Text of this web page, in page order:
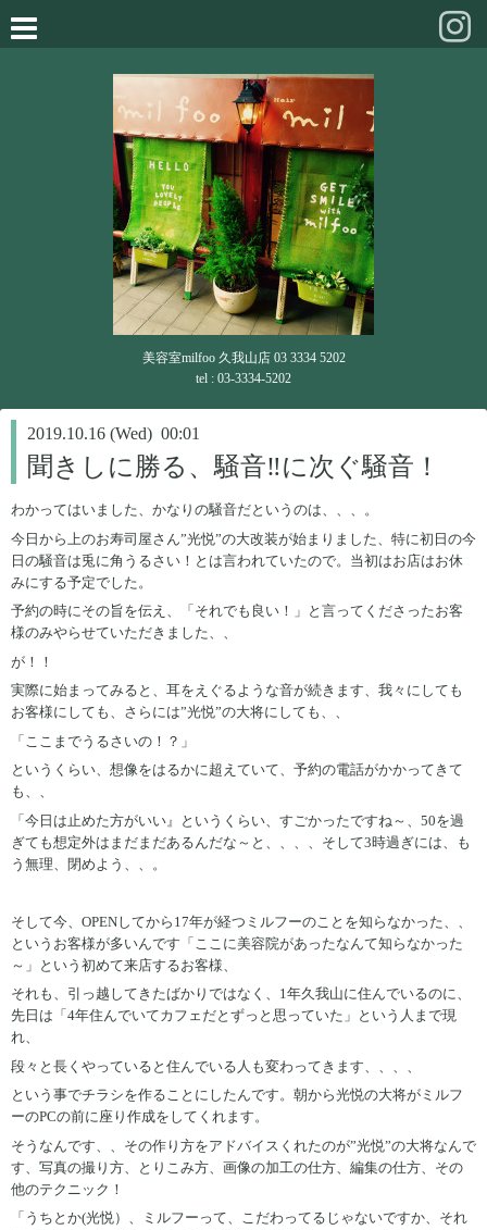
美容室milfoo 久我山店 03 3334 5202
tel : 03-3334-5202
2019.10.16 (Wed) 00:01
聞きしに勝る、騒音‼に次ぐ騒音！
わかってはいました、かなりの騒音だというのは、、、。
今日から上のお寿司屋さん”光悦”の大改装が始まりました、特に初日の今
日の騒音は兎に角うるさい！とは言われていたので。当初はお店はお休
みにする予定でした。
予約の時にその旨を伝え、「それでも良い！」と言ってくださったお客
様のみやらせていただきました、、
が！！
実際に始まってみると、耳をえぐるような音が続きます、我々にしても
お客様にしても、さらには”光悦”の大将にしても、、
「ここまでうるさいの！？」
というくらい、想像をはるかに超えていて、予約の電話がかかってきて
も、、
「今日は止めた方がいい』というくらい、すごかったですね～、50を過
ぎても想定外はまだまだあるんだな～と、、、、そして3時過ぎには、も
う無理、閉めよう、、。
そして今、OPENしてから17年が経つミルフーのことを知らなかった、、
というお客様が多いんです「ここに美容院があったなんて知らなかった
～」という初めて来店するお客様、
それも、引っ越してきたばかりではなく、1年久我山に住んでいるのに、
先日は「4年住んでいてカフェだとずっと思っていた」という人まで現
れ、
段々と長くやっていると住んでいる人も変わってきます、、、、
という事でチラシを作ることにしたんです。朝から光悦の大将がミルフ
ーのPCの前に座り作成をしてくれます。
そうなんです、、その作り方をアドバイスくれたのが”光悦”の大将なんで
す、写真の撮り方、とりこみ方、画像の加工の仕方、編集の仕方、その
他のテクニック！
「うちとか(光悦）、ミルフーって、こだわってるじゃないですか、それ